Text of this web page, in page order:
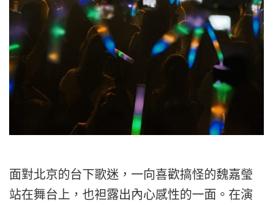
面對北京的台下歌迷，一向喜歡搞怪的魏嘉瑩
站在舞台上，也袒露出內心感性的一面。在演